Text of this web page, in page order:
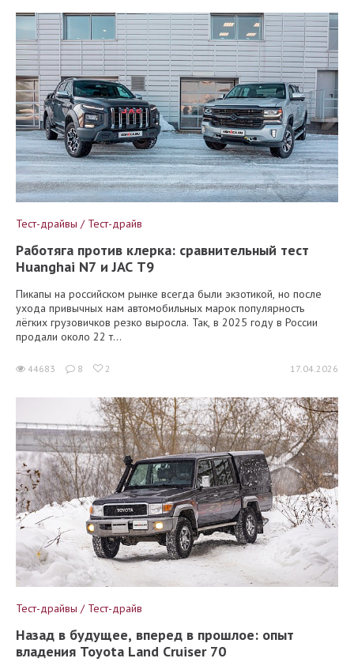
Тест-драйвы / Тест-драйв
Работяга против клерка: сравнительный тест
Huanghai N7 и JAC T9
Пикапы на российском рынке всегда были экзотикой, но после
ухода привычных нам автомобильных марок популярность
лёгких грузовичков резко выросла. Так, в 2025 году в России
продали около 22 т...
44683 8 2 17.04.2026
Тест-драйвы / Тест-драйв
Назад в будущее, вперед в прошлое: опыт
владения Toyota Land Cruiser 70